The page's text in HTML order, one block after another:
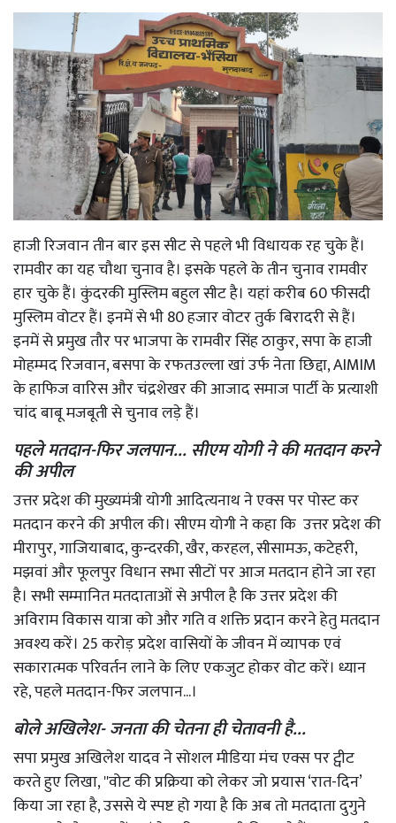
हाजी रिजवान तीन बार इस सीट से पहले भी विधायक रह चुके हैं।
रामवीर का यह चौथा चुनाव है। इसके पहले के तीन चुनाव रामवीर
हार चुके हैं। कुंदरकी मुस्लिम बहुल सीट है। यहां करीब 60 फीसदी
मुस्लिम वोटर हैं। इनमें से भी 80 हजार वोटर तुर्क बिरादरी से हैं।
इनमें से प्रमुख तौर पर भाजपा के रामवीर सिंह ठाकुर, सपा के हाजी
मोहम्मद रिजवान, बसपा के रफतउल्ला खां उर्फ नेता छिद्दा, AIMIM
के हाफिज वारिस और चंद्रशेखर की आजाद समाज पार्टी के प्रत्याशी
चांद बाबू मजबूती से चुनाव लड़े हैं।
पहले मतदान-फिर जलपान... सीएम योगी ने की मतदान करने
की अपील
उत्तर प्रदेश की मुख्यमंत्री योगी आदित्यनाथ ने एक्स पर पोस्ट कर
मतदान करने की अपील की। सीएम योगी ने कहा कि उत्तर प्रदेश की
मीरापुर, गाजियाबाद, कुन्दरकी, खैर, करहल, सीसामऊ, कटेहरी,
मझवां और फूलपुर विधान सभा सीटों पर आज मतदान होने जा रहा
है। सभी सम्मानित मतदाताओं से अपील है कि उत्तर प्रदेश की
अविराम विकास यात्रा को और गति व शक्ति प्रदान करने हेतु मतदान
अवश्य करें। 25 करोड़ प्रदेश वासियों के जीवन में व्यापक एवं
सकारात्मक परिवर्तन लाने के लिए एकजुट होकर वोट करें। ध्यान
रहे, पहले मतदान-फिर जलपान...।
बोले अखिलेश- जनता की चेतना ही चेतावनी है...
सपा प्रमुख अखिलेश यादव ने सोशल मीडिया मंच एक्स पर ट्वीट
करते हुए लिखा, ''वोट की प्रक्रिया को लेकर जो प्रयास ‘रात-दिन’
किया जा रहा है, उससे ये स्पष्ट हो गया है कि अब तो मतदाता दुगुने